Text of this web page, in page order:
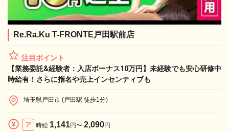
Re.Ra.Ku T-FRONTE戸田駅前店
注目ポイント
【業務委託&経験者：入店ボーナス10万円】未経験でも安心研修中
時給有！さらに指名や売上インセンティブも
埼玉県戸田市 (戸田駅 徒歩1分)
ア 時給 1,141円〜 2,090円